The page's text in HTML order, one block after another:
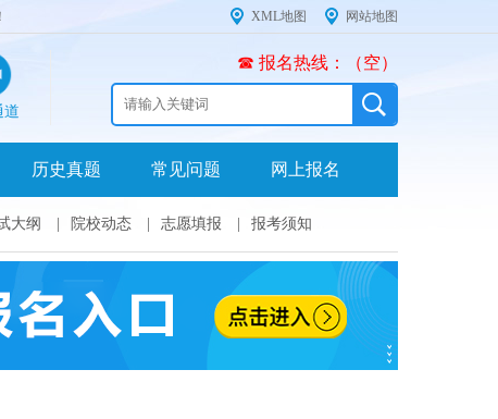
网站地图
XML地图
道
☎ 报名热线：（空）
历史真题 常见问题 网上报名
大纲 院校动态 志愿填报 报考须知